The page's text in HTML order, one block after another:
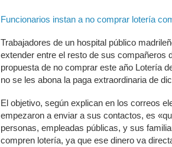
Funcionarios instan a no comprar lotería
Trabajadores de un hospital público
extender entre el resto de sus compañeros
propuesta de no comprar este año Lotería
no se les abona la paga extraordinaria de
El objetivo, según explican en los correos
empezaron a enviar a sus contactos, es
personas, empleadas públicas, y sus
compren lotería, ya que ese dinero va